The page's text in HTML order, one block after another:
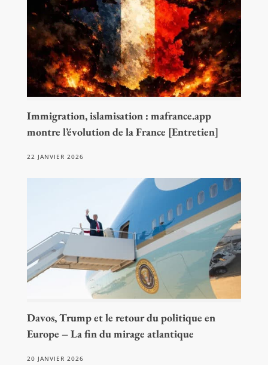
Immigration, islamisation : mafrance.app
montre l’évolution de la France [Entretien]
22 JANVIER 2026
Davos, Trump et le retour du politique en
Europe – La fin du mirage atlantique
20 JANVIER 2026